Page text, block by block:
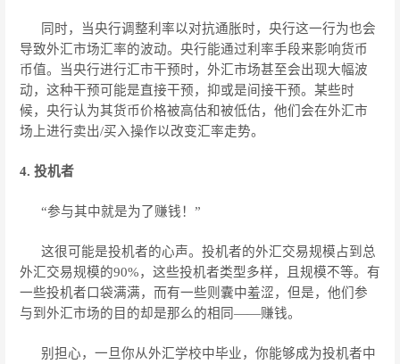
同时，当央行调整利率以对抗通胀时，央行这一行为也会
导致外汇市场汇率的波动。央行能通过利率手段来影响货币
币值。当央行进行汇市干预时，外汇市场甚至会出现大幅波
动，这种干预可能是直接干预，抑或是间接干预。某些时
候，央行认为其货币价格被高估和被低估，他们会在外汇市
场上进行卖出/买入操作以改变汇率走势。
4. 投机者
“参与其中就是为了赚钱！”
这很可能是投机者的心声。投机者的外汇交易规模占到总
外汇交易规模的90%，这些投机者类型多样，且规模不等。有
一些投机者口袋满满，而有一些则囊中羞涩，但是，他们参
与到外汇市场的目的却是那么的相同——赚钱。
别担心，一旦你从外汇学校中毕业，你能够成为投机者中